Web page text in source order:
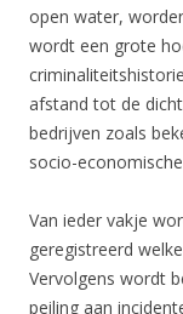
open water,
wordt een grote
afstand tot de
bedrijven zoals
socio-
Van ieder vakje
geregistreerd
Vervolgens wordt
peiling aan